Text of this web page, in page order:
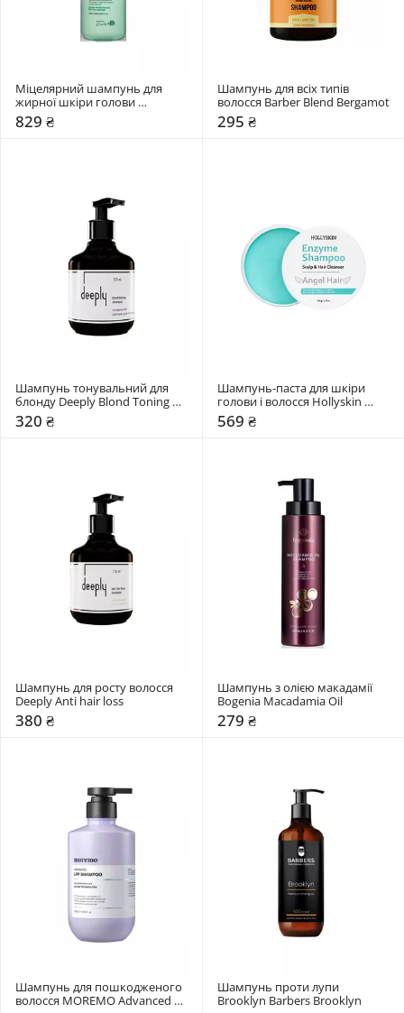
Міцелярний шампунь для
жирної шкіри голови
Dr.FORHAIR Phyto Fresh
829 ₴
Шампунь для всіх типів
волосся Barber Blend Bergamot
295 ₴
Шампунь тонувальний для
блонду Deeply Blond Toning
Shampoo
320 ₴
Шампунь-паста для шкіри
голови і волосся Hollyskin
Angel Hair
569 ₴
Шампунь для росту волосся
Deeply Anti hair loss
380 ₴
Шампунь з олією макадамії
Bogenia Macadamia Oil
279 ₴
Шампунь для пошкодженого
волосся MOREMO Advanced
Шампунь проти лупи
Brooklyn Barbers Brooklyn